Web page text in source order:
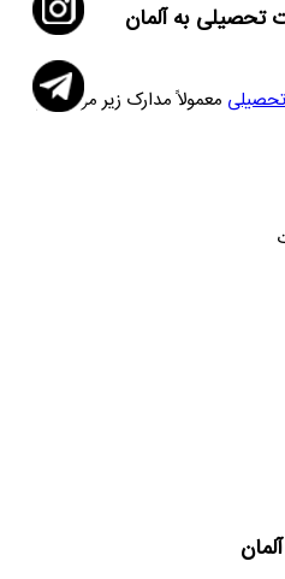
تحصیلی به آلمان
معمولاً مدارک زیر مورد نیاز